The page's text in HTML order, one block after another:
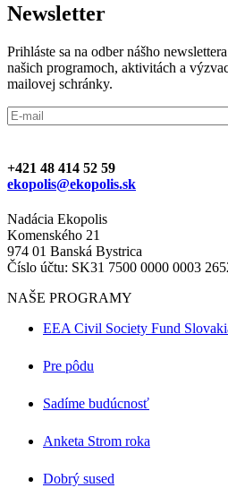
Newsletter
Prihláste sa na odber nášho
našich programoch, aktivitách a
mailovej schránky.
+421 48 414 52 59
ekopolis@ekopolis.sk
Nadácia Ekopolis
Komenského 21
974 01 Banská Bystrica
Číslo účtu: SK31 7500 0000 0003
NAŠE PROGRAMY
EEA Civil Society Fund
Pre pôdu
Sadíme budúcnosť
Anketa Strom roka
Dobrý sused